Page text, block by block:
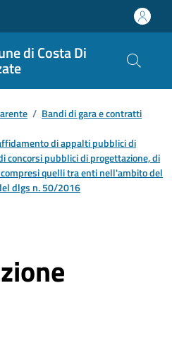
di Costa Di
/ Bandi di gara e contratti
di appalti pubblici di
concorsi pubblici di progettazione, di
quelli tra enti nell'ambito del
dlgs n. 50/2016